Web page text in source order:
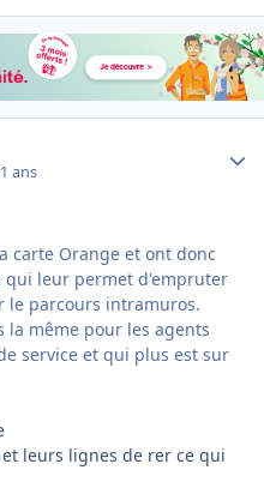
ans
carte Orange et ont donc
qui leur permet d'empruter
le parcours intramuros.
la même pour les agents
service et qui plus est sur
leurs lignes de rer ce qui